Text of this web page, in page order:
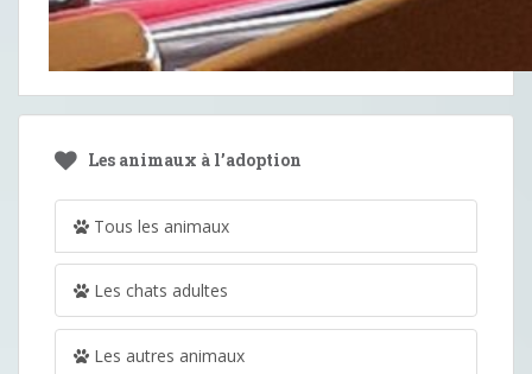
Les animaux à l’adoption
Tous les animaux
Les chats adultes
Les autres animaux